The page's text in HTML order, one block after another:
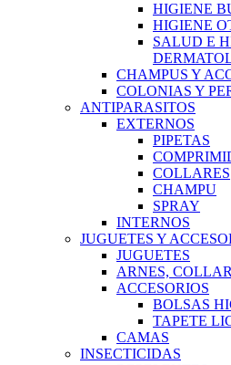
HIGIENE
HIGIENE
SALUD E
CHAMPUS Y
COLONIAS Y
ANTIPARASITOS
EXTERNOS
PIPETAS
COLLARES
CHAMPU
SPRAY
INTERNOS
JUGUETES Y
JUGUETES
ARNES,
ACCESORIOS
BOLSAS
TAPETE
CAMAS
INSECTICIDAS